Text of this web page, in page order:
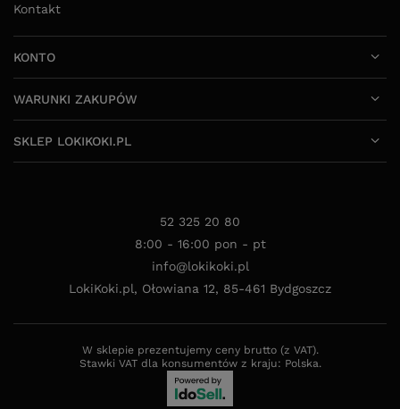
Kontakt
KONTO
WARUNKI ZAKUPÓW
SKLEP LOKIKOKI.PL
52 325 20 80
8:00 - 16:00 pon - pt
info@lokikoki.pl
LokiKoki.pl, Ołowiana 12, 85-461 Bydgoszcz
W sklepie prezentujemy ceny brutto (z VAT).
Stawki VAT dla konsumentów z kraju: Polska.